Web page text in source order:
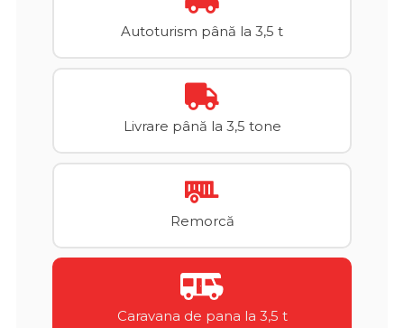
Autoturism până la 3,5 t
Livrare până la 3,5 tone
Remorcă
Caravana de pana la 3,5 t